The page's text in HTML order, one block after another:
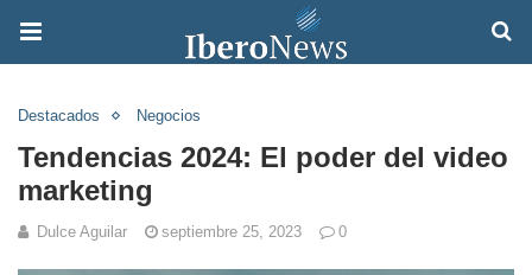
Destacados Negocios
Tendencias 2024: El poder del video
marketing
Dulce Aguilar septiembre 25, 2023 0